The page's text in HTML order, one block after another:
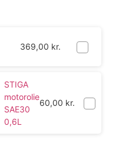
369,00 kr.
STIGA
motorolie
SAE30
0,6L
60,00 kr.